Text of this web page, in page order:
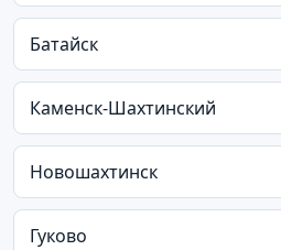
Батайск
Каменск-Шахтинский
Новошахтинск
Гуково